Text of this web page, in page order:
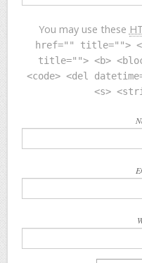
You may use these
href="" title="">
title=""> <b>
<code> <del
<s>